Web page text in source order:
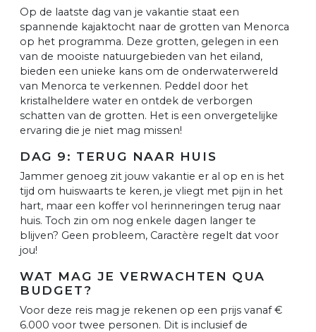
Op de laatste dag van je vakantie staat een
spannende kajaktocht naar de grotten van Menorca
op het programma. Deze grotten, gelegen in een
van de mooiste natuurgebieden van het eiland,
bieden een unieke kans om de onderwaterwereld
van Menorca te verkennen. Peddel door het
kristalheldere water en ontdek de verborgen
schatten van de grotten. Het is een onvergetelijke
ervaring die je niet mag missen!
DAG 9: TERUG NAAR HUIS
Jammer genoeg zit jouw vakantie er al op en is het
tijd om huiswaarts te keren, je vliegt met pijn in het
hart, maar een koffer vol herinneringen terug naar
huis. Toch zin om nog enkele dagen langer te
blijven? Geen probleem, Caractère regelt dat voor
jou!
WAT MAG JE VERWACHTEN QUA
BUDGET?
Voor deze reis mag je rekenen op een prijs vanaf €
6.000 voor twee personen. Dit is inclusief de